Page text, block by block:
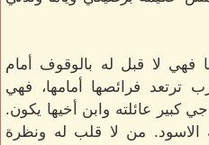
فهي لا قبل له بالوقوف أمام
ترتعد فرائصها أمامها، فهي
كبير عائلته وابن أخيها يكون.
الاسود. من لا قلب له ونظرة